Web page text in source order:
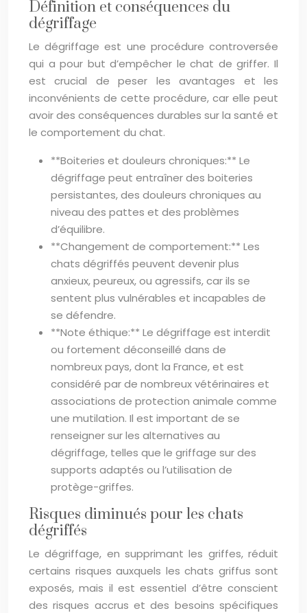
Définition et conséquences du
dégriffage
Le dégriffage est une procédure controversée
qui a pour but d’empêcher le chat de griffer. Il
est crucial de peser les avantages et les
inconvénients de cette procédure, car elle peut
avoir des conséquences durables sur la santé et
le comportement du chat.
**Boiteries et douleurs chroniques:** Le
dégriffage peut entraîner des boiteries
persistantes, des douleurs chroniques au
niveau des pattes et des problèmes
d’équilibre.
**Changement de comportement:** Les
chats dégriffés peuvent devenir plus
anxieux, peureux, ou agressifs, car ils se
sentent plus vulnérables et incapables de
se défendre.
**Note éthique:** Le dégriffage est interdit
ou fortement déconseillé dans de
nombreux pays, dont la France, et est
considéré par de nombreux vétérinaires et
associations de protection animale comme
une mutilation. Il est important de se
renseigner sur les alternatives au
dégriffage, telles que le griffage sur des
supports adaptés ou l’utilisation de
protège-griffes.
Risques diminués pour les chats
dégriffés
Le dégriffage, en supprimant les griffes, réduit
certains risques auxquels les chats griffus sont
exposés, mais il est essentiel d’être conscient
des risques accrus et des besoins spécifiques